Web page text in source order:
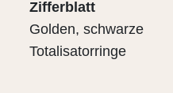
Zifferblatt
Golden, schwarze
Totalisatorringe